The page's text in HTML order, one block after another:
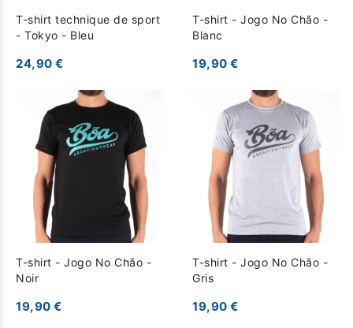
T-shirt technique de sport
- Tokyo - Bleu
24,90 €
T-shirt - Jogo No Chão -
Blanc
19,90 €
T-shirt - Jogo No Chão -
Noir
19,90 €
T-shirt - Jogo No Chão -
Gris
19,90 €